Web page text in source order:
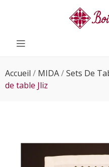
Accueil MIDA Sets De
de table Jliz